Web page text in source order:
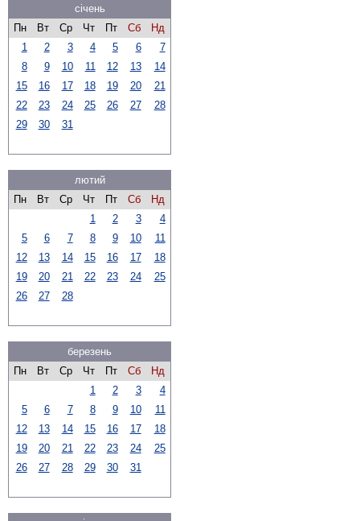
січень
Пн
Вт Ср Чт Пт Сб
Нд
1
2 3 4 5 6
7
8
9 10 11 12 13
14
15
16 17 18 19 20
21
22
23 24 25 26 27
28
29
30 31
лютий
Пн
Вт Ср Чт Пт Сб
Нд
1
2 3
4
5
6 7 8 9 10
11
12
13 14 15 16 17
18
19
20 21 22 23 24
25
26
27 28
березень
Пн
Вт Ср Чт Пт Сб
Нд
1
2 3
4
5
6 7 8 9 10
11
12
13 14 15 16 17
18
19
20 21 22 23 24
25
26
27 28 29 30 31